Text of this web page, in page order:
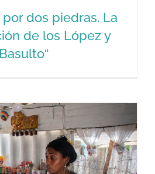
por dos piedras. La
de los López y
Basulto“